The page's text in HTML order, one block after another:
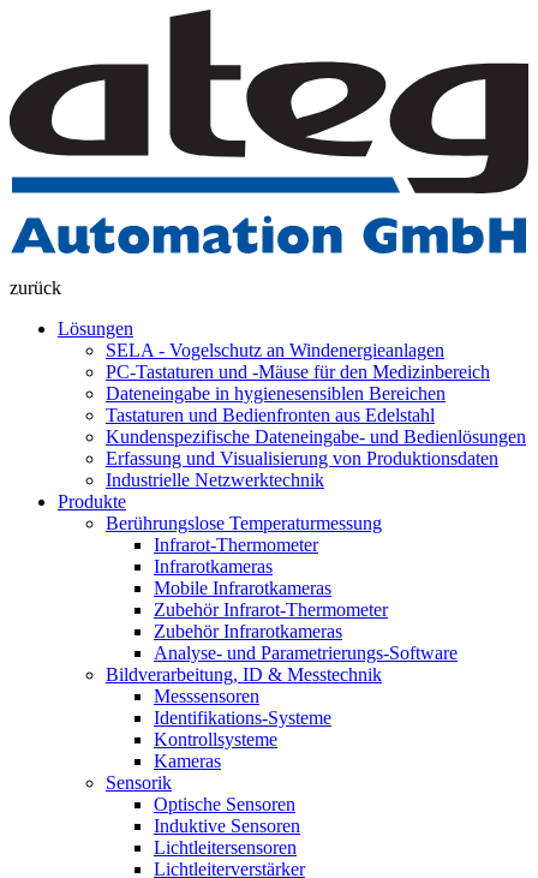
zurück
Lösungen
SELA - Vogelschutz an Windenergieanlagen
PC-Tastaturen und -Mäuse für den Medizinbereich
Dateneingabe in hygienesensiblen Bereichen
Tastaturen und Bedienfronten aus Edelstahl
Kundenspezifische Dateneingabe- und Bedienlösungen
Erfassung und Visualisierung von Produktionsdaten
Industrielle Netzwerktechnik
Produkte
Berührungslose Temperaturmessung
Infrarot-Thermometer
Infrarotkameras
Mobile Infrarotkameras
Zubehör Infrarot-Thermometer
Zubehör Infrarotkameras
Analyse- und Parametrierungs-Software
Bildverarbeitung, ID & Messtechnik
Messsensoren
Identifikations-Systeme
Kontrollsysteme
Kameras
Sensorik
Optische Sensoren
Induktive Sensoren
Lichtleitersensoren
Lichtleiterverstärker